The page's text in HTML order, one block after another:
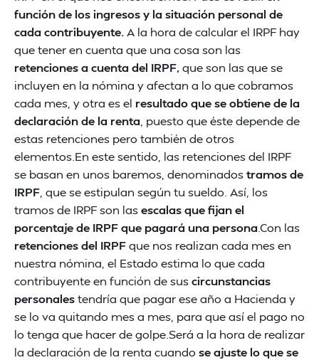
función de los ingresos y la situación personal de
cada contribuyente. A la hora de calcular el IRPF hay
que tener en cuenta que una cosa son las
retenciones a cuenta del IRPF,que son las que se
incluyen en la nómina y afectan a lo que cobramos
cada mes, y otra es el resultado que se obtiene de la
declaración de la renta , puesto que éste depende de
estas retenciones pero también de otros
elementos.En este sentido, las retenciones del IRPF
se basan en unos baremos, denominadostramos de
IRPF , que se estipulan según tu sueldo. Así, los
tramos de IRPF son lasescalas que fijan el
porcentaje de IRPF que pagará una persona.Con las
retenciones del IRPFque nos realizan cada mes en
nuestra nómina, el Estado estima lo que cada
contribuyente en función de suscircunstancias
personalestendría que pagar ese año a Hacienda y
se lo va quitando mes a mes, para que así el pago no
lo tenga que hacer de golpe.Será a la hora de realizar
la declaración de la renta cuando se ajuste lo que se